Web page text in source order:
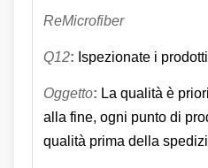
ReMicrofiber
Q12: Ispezionate i
Oggetto: La qualità è
alla fine, ogni punto di
qualità prima della